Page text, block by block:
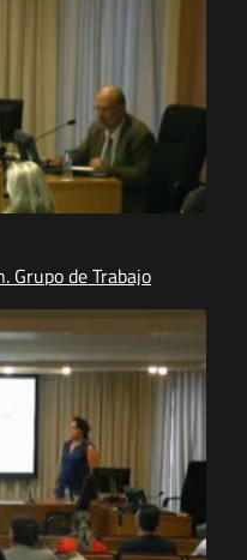
Grupo de Trabajo